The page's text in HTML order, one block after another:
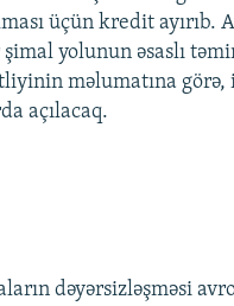
üçün kredit ayırıb.
yolunun əsaslı
məlumatına
açılacaq.
dəyərsizləşməsi